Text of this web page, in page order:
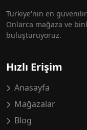
Türkiye'nin en
Onlarca mağaza ve
buluşturuyoruz.
Hızlı Erişim
Anasayfa
Mağazalar
Blog